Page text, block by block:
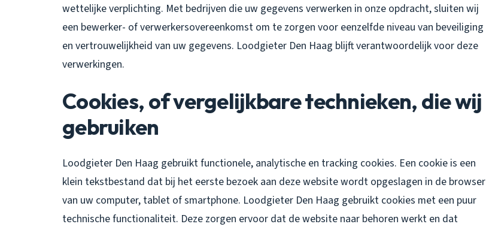
wettelijke verplichting. Met bedrijven die uw gegevens verwerken in onze opdracht, sluiten wij
een bewerker- of verwerkersovereenkomst om te zorgen voor eenzelfde niveau van beveiliging
en vertrouwelijkheid van uw gegevens. Loodgieter Den Haag blijft verantwoordelijk voor deze
verwerkingen.
Cookies, of vergelijkbare technieken, die wij
gebruiken
Loodgieter Den Haag gebruikt functionele, analytische en tracking cookies. Een cookie is een
klein tekstbestand dat bij het eerste bezoek aan deze website wordt opgeslagen in de browser
van uw computer, tablet of smartphone. Loodgieter Den Haag gebruikt cookies met een puur
technische functionaliteit. Deze zorgen ervoor dat de website naar behoren werkt en dat